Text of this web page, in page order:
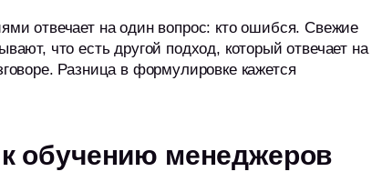
отвечает на один вопрос: кто ошибся. Свежие
что есть другой подход, который отвечает на
Разница в формулировке кажется
обучению менеджеров